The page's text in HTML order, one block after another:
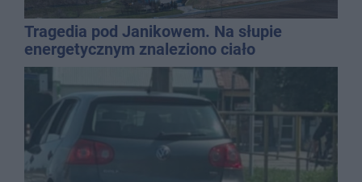
Tragedia pod Janikowem. Na słupie
energetycznym znaleziono ciało
mężczyzny